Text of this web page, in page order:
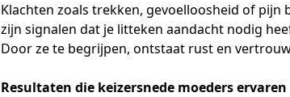
Klachten zoals trekken, gevoelloosheid of pijn
zijn signalen dat je litteken aandacht nodig
Door ze te begrijpen, ontstaat rust en
Resultaten die keizersnede moeders ervaren